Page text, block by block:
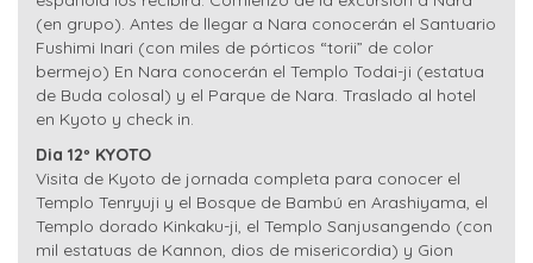
(en grupo). Antes de llegar a Nara conocerán el Santuario
Fushimi Inari (con miles de pórticos “torii” de color
bermejo) En Nara conocerán el Templo Todai-ji (estatua
de Buda colosal) y el Parque de Nara. Traslado al hotel
en Kyoto y check in.
Dia 12º KYOTO
Visita de Kyoto de jornada completa para conocer el
Templo Tenryuji y el Bosque de Bambú en Arashiyama, el
Templo dorado Kinkaku-ji, el Templo Sanjusangendo (con
mil estatuas de Kannon, dios de misericordia) y Gion